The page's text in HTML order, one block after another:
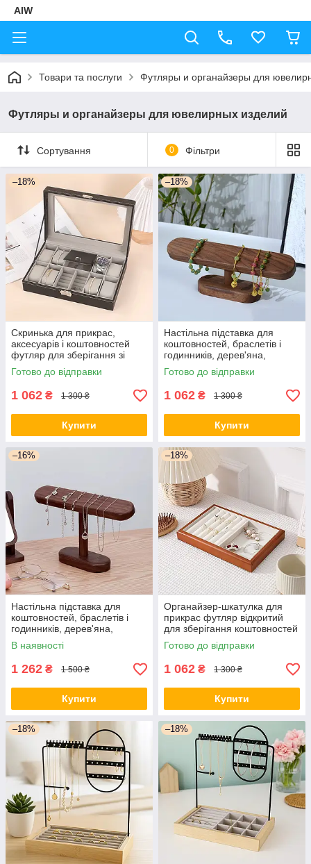
AIW
Товари та послуги Футляры и органайзеры для
Футляры и органайзеры для ювелирных изделий
Сортування 0 Фільтри
–18%
Скринька для прикрас,
аксесуарів і коштовностей
футляр для зберігання зі
штучної шкіри 30.3х20.3х8 см
Готово до відправки
1 062 ₴ 1 300 ₴
Купити
–18%
Настільна підставка для
коштовностей, браслетів і
годинників, дерев'яна,
органайзер для прикрас і
аксесуарів
Готово до відправки
1 062 ₴ 1 300 ₴
Купити
–16%
Настільна підставка для
коштовностей, браслетів і
годинників, дерев'яна,
органайзер для прикрас і
аксесуарів висота 16 см
В наявності
1 262 ₴ 1 500 ₴
Купити
–18%
Органайзер-шкатулка для
прикрас футляр відкритий
для зберігання коштовностей
і аксесуарів 25х17х3 см
Готово до відправки
1 062 ₴ 1 300 ₴
Купити
–18% –18%